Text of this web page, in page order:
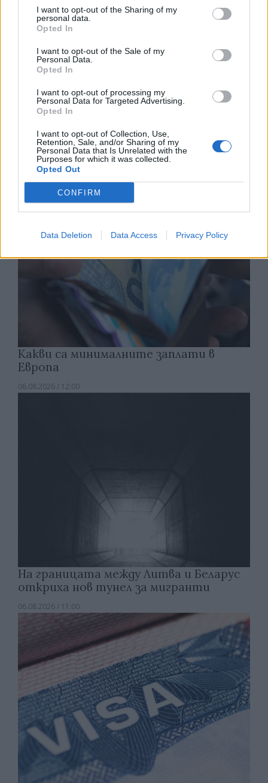
I want to opt-out of the Sharing of my
personal data.
Opted In
I want to opt-out of the Sale of my
Personal Data.
Opted In
I want to opt-out of processing my
Personal Data for Targeted Advertising.
Opted In
I want to opt-out of Collection, Use,
Retention, Sale, and/or Sharing of my
Personal Data that Is Unrelated with the
Purposes for which it was collected.
Opted Out
CONFIRM
Data Deletion Data Access Privacy Policy
Изпълнителният директор на Revolut
може да стане най-богатият
европеец
06.08.2026 / 13:00
Какви са минималните заплати в
Европа
06.08.2026 / 12:00
На границата между Литва и Беларус
откриха нов тунел за мигранти
06.08.2026 / 11:00